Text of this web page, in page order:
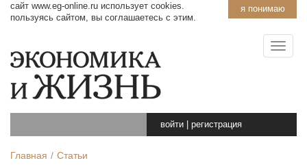
я понимаю
сайт www.eg-online.ru использует cookies.
пользуясь сайтом, вы соглашаетесь с этим.
войти регистрация
Главная Статьи